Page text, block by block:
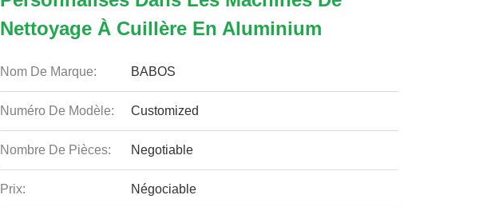
Nettoyage À Cuillère En Aluminium
Nom De Marque: BABOS
Numéro De Modèle: Customized
Nombre De Pièces: Negotiable
Prix: Négociable